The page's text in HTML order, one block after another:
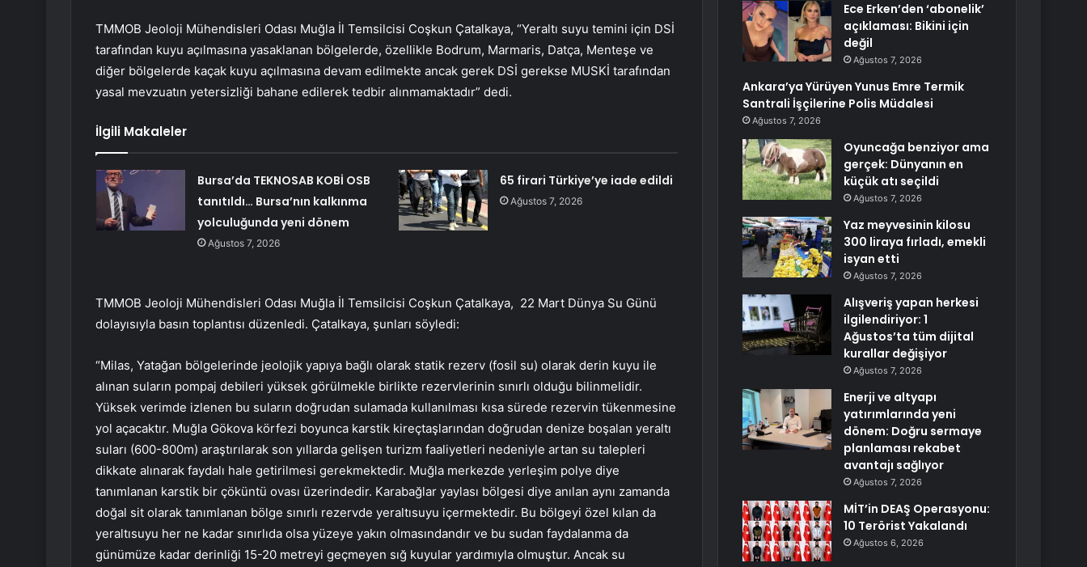
TMMOB Jeoloji Mühendisleri Odası Muğla İl Temsilcisi Coşkun Çatalkaya, “Yeraltı suyu temini için DSİ
tarafından kuyu açılmasına yasaklanan bölgelerde, özellikle Bodrum, Marmaris, Datça, Menteşe ve
diğer bölgelerde kaçak kuyu açılmasına devam edilmekte ancak gerek DSİ gerekse MUSKİ tarafından
yasal mevzuatın yetersizliği bahane edilerek tedbir alınmamaktadır” dedi.
İlgili Makaleler
Bursa’da TEKNOSAB KOBİ OSB
tanıtıldı… Bursa’nın kalkınma
yolculuğunda yeni dönem
Ağustos 7, 2026
65 firari Türkiye’ye iade edildi
Ağustos 7, 2026
TMMOB Jeoloji Mühendisleri Odası Muğla İl Temsilcisi Coşkun Çatalkaya, 22 Mart Dünya Su Günü
dolayısıyla basın toplantısı düzenledi. Çatalkaya, şunları söyledi:
“Milas, Yatağan bölgelerinde jeolojik yapıya bağlı olarak statik rezerv (fosil su) olarak derin kuyu ile
alınan suların pompaj debileri yüksek görülmekle birlikte rezervlerinin sınırlı olduğu bilinmelidir.
Yüksek verimde izlenen bu suların doğrudan sulamada kullanılması kısa sürede rezervin tükenmesine
yol açacaktır. Muğla Gökova körfezi boyunca karstik kireçtaşlarından doğrudan denize boşalan yeraltı
suları (600-800m) araştırılarak son yıllarda gelişen turizm faaliyetleri nedeniyle artan su talepleri
dikkate alınarak faydalı hale getirilmesi gerekmektedir. Muğla merkezde yerleşim polye diye
tanımlanan karstik bir çöküntü ovası üzerindedir. Karabağlar yaylası bölgesi diye anılan aynı zamanda
doğal sit olarak tanımlanan bölge sınırlı rezervde yeraltısuyu içermektedir. Bu bölgeyi özel kılan da
yeraltısuyu her ne kadar sınırlıda olsa yüzeye yakın olmasındandır ve bu sudan faydalanma da
günümüze kadar derinliği 15-20 metreyi geçmeyen sığ kuyular yardımıyla olmuştur. Ancak su
Ece Erken’den ‘abonelik’
açıklaması: Bikini için
değil
Ağustos 7, 2026
Ankara’ya Yürüyen Yunus Emre Termik
Santrali İşçilerine Polis Müdalesi
Ağustos 7, 2026
Oyuncağa benziyor ama
gerçek: Dünyanın en
küçük atı seçildi
Ağustos 7, 2026
Yaz meyvesinin kilosu
300 liraya fırladı, emekli
isyan etti
Ağustos 7, 2026
Alışveriş yapan herkesi
ilgilendiriyor: 1
Ağustos’ta tüm dijital
kurallar değişiyor
Ağustos 7, 2026
Enerji ve altyapı
yatırımlarında yeni
dönem: Doğru sermaye
planlaması rekabet
avantajı sağlıyor
Ağustos 7, 2026
MİT’in DEAŞ Operasyonu:
10 Terörist Yakalandı
Ağustos 6, 2026